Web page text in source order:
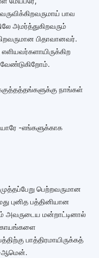
பாவ
அமர்த்துகிறவரும்
பிதாவானவர்.
நாங்கள்
-எங்களுக்காக
முத்தப்பேறு பெற்றவருமான
புனித பத்தினியான
அவருடைய மன்றாட்டினால்
பாத்திரமாயிருக்கத்
-ஆமென்.